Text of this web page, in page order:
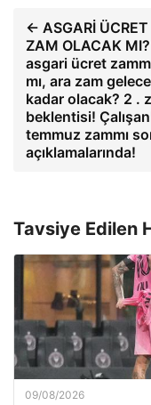
← ASGARİ
ZAM OLACAK
asgari ücret
mı, ara zam
kadar olacak? 2 .
beklentisi!
temmuz zammı
açıklamalarında!
Tavsiye Edilen
09/08/2026